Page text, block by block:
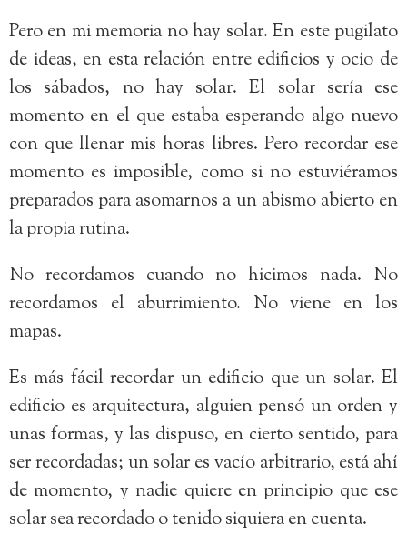
Pero en mi memoria no hay solar. En este pugilato
de ideas, en esta relación entre edificios y ocio de
los sábados, no hay solar. El solar sería ese
momento en el que estaba esperando algo nuevo
con que llenar mis horas libres. Pero recordar ese
momento es imposible, como si no estuviéramos
preparados para asomarnos a un abismo abierto en
la propia rutina.
No recordamos cuando no hicimos nada. No
recordamos el aburrimiento. No viene en los
mapas.
Es más fácil recordar un edificio que un solar. El
edificio es arquitectura, alguien pensó un orden y
unas formas, y las dispuso, en cierto sentido, para
ser recordadas; un solar es vacío arbitrario, está ahí
de momento, y nadie quiere en principio que ese
solar sea recordado o tenido siquiera en cuenta.